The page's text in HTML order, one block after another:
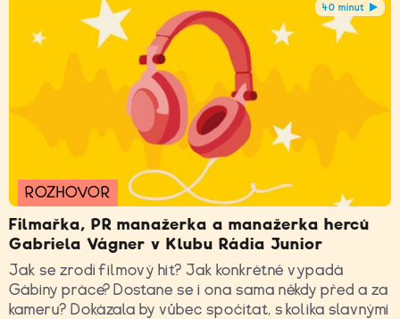
40 minut
ROZHOVOR
Filmařka, PR manažerka a manažerka herců
Gabriela Vágner v Klubu Rádia Junior
Jak se zrodí filmový hit? Jak konkrétně vypadá
Gábiny práce? Dostane se i ona sama někdy před a za
kameru? Dokázala by vůbec spočítat, s kolika slavnými